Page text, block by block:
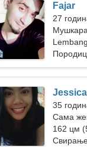
Fajar
27
Lembang
Jessica
35
Сама
162 цм